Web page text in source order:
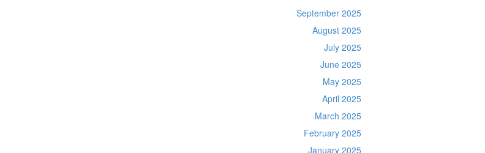
September 2025
August 2025
July 2025
June 2025
May 2025
April 2025
March 2025
February 2025
January 2025